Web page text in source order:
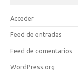
Acceder
Feed de entradas
Feed de comentarios
WordPress.org